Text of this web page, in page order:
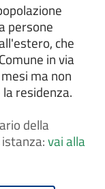
popolari
di
persone
che
in via
ma non
residenza.
della
vai alla